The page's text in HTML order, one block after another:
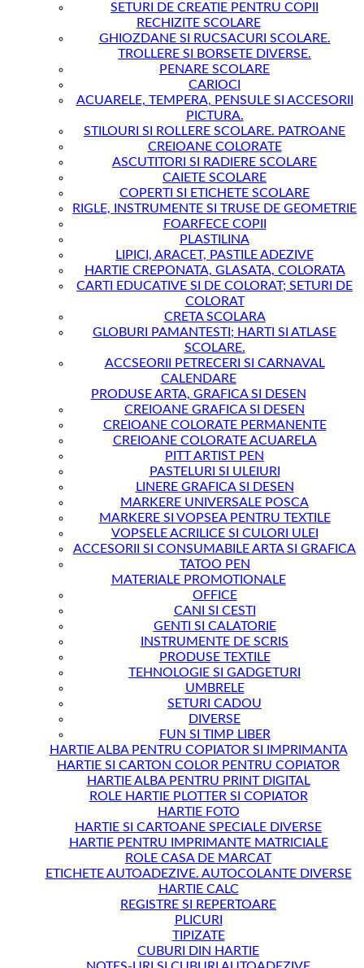
SETURI DE CREATIE PENTRU COPII
RECHIZITE SCOLARE
GHIOZDANE SI RUCSACURI SCOLARE.
TROLLERE SI BORSETE DIVERSE.
PENARE SCOLARE
CARIOCI
ACUARELE, TEMPERA, PENSULE SI ACCESORII
PICTURA.
STILOURI SI ROLLERE SCOLARE. PATROANE
CREIOANE COLORATE
ASCUTITORI SI RADIERE SCOLARE
CAIETE SCOLARE
COPERTI SI ETICHETE SCOLARE
RIGLE, INSTRUMENTE SI TRUSE DE GEOMETRIE
FOARFECE COPII
PLASTILINA
LIPICI, ARACET, PASTILE ADEZIVE
HARTIE CREPONATA, GLASATA, COLORATA
CARTI EDUCATIVE SI DE COLORAT; SETURI DE
COLORAT
CRETA SCOLARA
GLOBURI PAMANTESTI; HARTI SI ATLASE
SCOLARE.
ACCSEORII PETRECERI SI CARNAVAL
CALENDARE
PRODUSE ARTA, GRAFICA SI DESEN
CREIOANE GRAFICA SI DESEN
CREIOANE COLORATE PERMANENTE
CREIOANE COLORATE ACUARELA
PITT ARTIST PEN
PASTELURI SI ULEIURI
LINERE GRAFICA SI DESEN
MARKERE UNIVERSALE POSCA
MARKERE SI VOPSEA PENTRU TEXTILE
VOPSELE ACRILICE SI CULORI ULEI
ACCESORII SI CONSUMABILE ARTA SI GRAFICA
TATOO PEN
MATERIALE PROMOTIONALE
OFFICE
CANI SI CESTI
GENTI SI CALATORIE
INSTRUMENTE DE SCRIS
PRODUSE TEXTILE
TEHNOLOGIE SI GADGETURI
UMBRELE
SETURI CADOU
DIVERSE
FUN SI TIMP LIBER
HARTIE ALBA PENTRU COPIATOR SI IMPRIMANTA
HARTIE SI CARTON COLOR PENTRU COPIATOR
HARTIE ALBA PENTRU PRINT DIGITAL
ROLE HARTIE PLOTTER SI COPIATOR
HARTIE FOTO
HARTIE SI CARTOANE SPECIALE DIVERSE
HARTIE PENTRU IMPRIMANTE MATRICIALE
ROLE CASA DE MARCAT
ETICHETE AUTOADEZIVE. AUTOCOLANTE DIVERSE
HARTIE CALC
REGISTRE SI REPERTOARE
PLICURI
TIPIZATE
CUBURI DIN HARTIE